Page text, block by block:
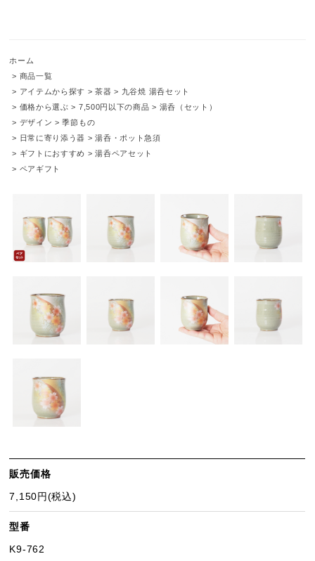
ホーム
> 商品一覧
> アイテムから探す >茶器 > 九谷焼 湯呑セット
> 価格から選ぶ > 7,500円以下の商品 > 湯呑（セット）
> デザイン >季節もの
> 日常に寄り添う器 >湯呑・ポット急須
> ギフトにおすすめ >湯呑ペアセット
> ペアギフト
販売価格
7,150円(税込)
型番
K9-762